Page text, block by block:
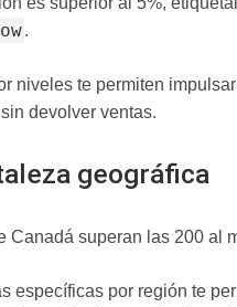
.
niveles te permiten
devolver ventas.
geográfica
Canadá superan las 200 al
específicas por región te